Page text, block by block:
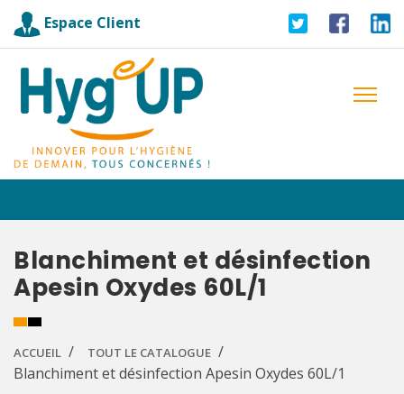
Espace Client
Blanchiment et désinfection
Apesin Oxydes 60L/1
ACCUEIL TOUT LE CATALOGUE
Blanchiment et désinfection Apesin Oxydes 60L/1